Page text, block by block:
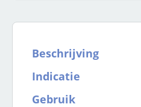
Beschrijving
Indicatie
Gebruik